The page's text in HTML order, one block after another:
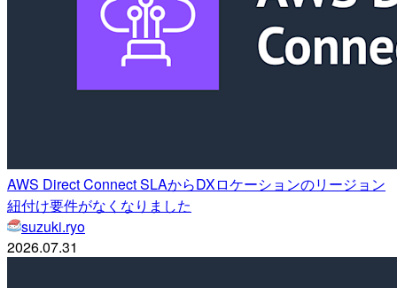
AWS Direct Connect SLAからDXロケーションのリージョン
紐付け要件がなくなりました
suzuki.ryo
2026.07.31